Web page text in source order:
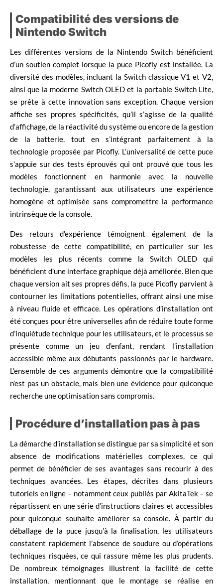
Compatibilité des versions de
Nintendo Switch
Les différentes versions de la Nintendo Switch bénéficient
d’un soutien complet lorsque la puce Picofly est installée. La
diversité des modèles, incluant la Switch classique V1 et V2,
ainsi que la moderne Switch OLED et la portable Switch Lite,
se prête à cette innovation sans exception. Chaque version
affiche ses propres spécificités, qu’il s’agisse de la qualité
d’affichage, de la réactivité du système ou encore de la gestion
de la batterie, tout en s’intégrant parfaitement à la
technologie proposée par Picofly. L’universalité de cette puce
s’appuie sur des tests éprouvés qui ont prouvé que tous les
modèles fonctionnent en harmonie avec la nouvelle
technologie, garantissant aux utilisateurs une expérience
homogène et optimisée sans compromettre la performance
intrinsèque de la console.
Des retours d’expérience témoignent également de la
robustesse de cette compatibilité, en particulier sur les
modèles les plus récents comme la Switch OLED qui
bénéficient d’une interface graphique déjà améliorée. Bien que
chaque version ait ses propres défis, la puce Picofly parvient à
contourner les limitations potentielles, offrant ainsi une mise
à niveau fluide et efficace. Les opérations d’installation ont
été conçues pour être universelles afin de réduire toute forme
d’inquiétude technique pour les utilisateurs, et le processus se
présente comme un jeu d’enfant, rendant l’installation
accessible même aux débutants passionnés par le hardware.
L’ensemble de ces arguments démontre que la compatibilité
n’est pas un obstacle, mais bien une évidence pour quiconque
recherche une optimisation sans compromis.
Procédure d’installation pas à pas
La démarche d’installation se distingue par sa simplicité et son
absence de modifications matérielles complexes, ce qui
permet de bénéficier de ses avantages sans recourir à des
techniques avancées. Les étapes, décrites dans plusieurs
tutoriels en ligne – notamment ceux publiés par AkitaTek – se
répartissent en une série d’instructions claires et accessibles
pour quiconque souhaite améliorer sa console. À partir du
déballage de la puce jusqu’à la finalisation, les utilisateurs
constatent rapidement l’absence de soudure ou d’opérations
techniques risquées, ce qui rassure même les plus prudents.
De nombreux témoignages illustrent la facilité de cette
installation, mentionnant que le montage se réalise en